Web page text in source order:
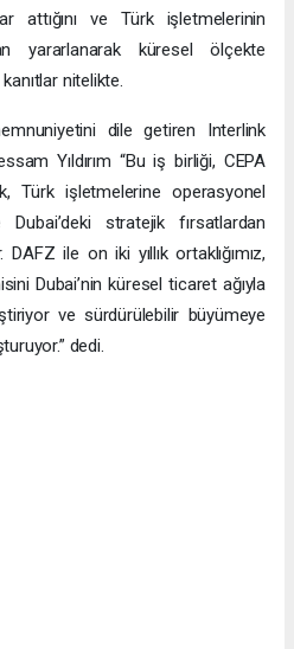
attığını ve Türk işletmelerinin
yararlanarak küresel ölçekte
nitelikte.
dile getiren Interlink
Yıldırım “Bu iş birliği, CEPA
Türk işletmelerine operasyonel
stratejik fırsatlardan
ile on iki yıllık ortaklığımız,
Dubai’nin küresel ticaret ağıyla
ve sürdürülebilir büyümeye
dedi.